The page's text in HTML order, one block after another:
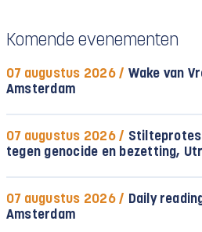
Komende evenementen
07 augustus 2026 / Wake van
Amsterdam
07 augustus 2026 /
tegen genocide en bezetting,
07 augustus 2026 / Daily
Amsterdam